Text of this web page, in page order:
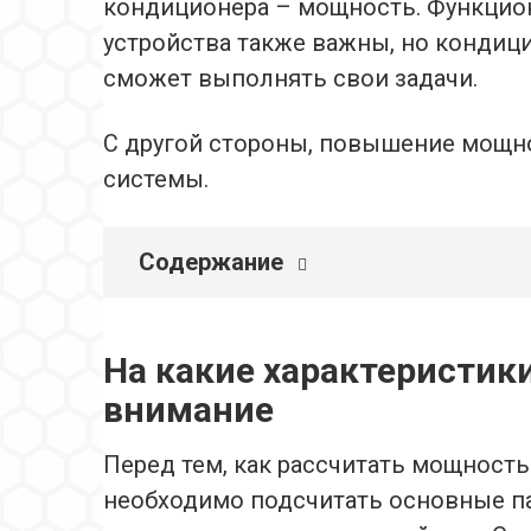
кондиционера – мощность.
устройства также важны, но
сможет выполнять свои задачи.
С другой стороны, повышение
системы.
Содержание
На какие
внимание
Перед тем, как рассчитать
необходимо подсчитать основные